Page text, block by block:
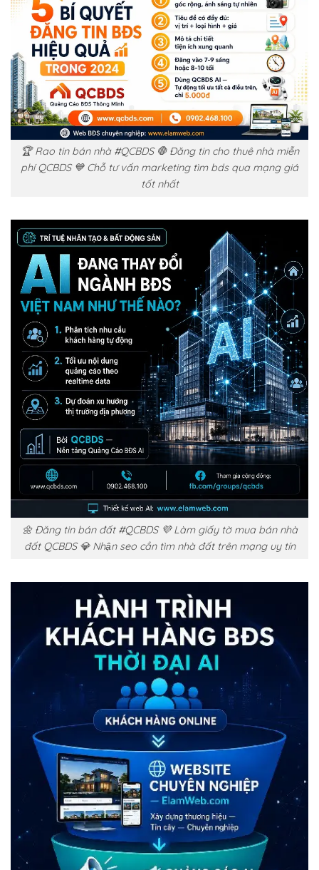
🏆 Rao tin bán nhà #QCBDS 🛑 Đăng tin cho thuê nhà miễn
phí QCBDS 💙 Chỗ tư vấn marketing tìm bds qua mạng giá
tốt nhất
🌼 Đăng tin bán đất #QCBDS 💜 Làm giấy tờ mua bán nhà
đất QCBDS 💎 Nhận seo cần tìm nhà đất trên mạng uy tín